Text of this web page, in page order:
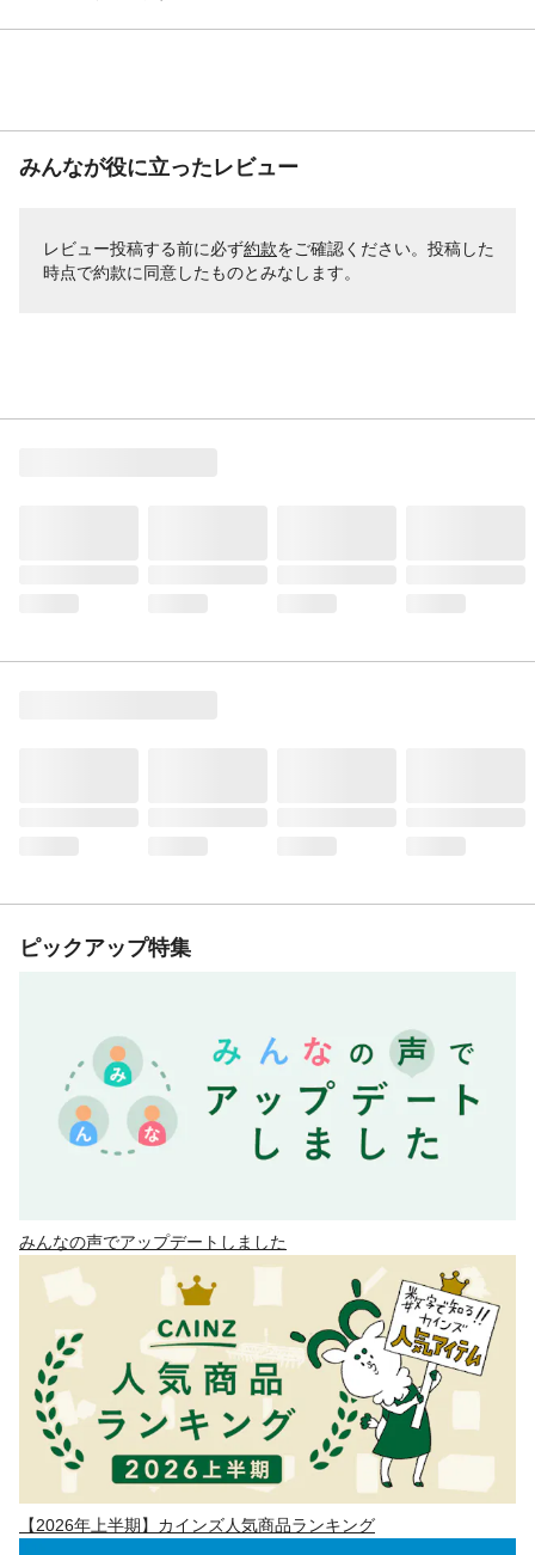
みんなが役に立ったレビュー
レビュー投稿する前に必ず約款をご確認ください。投稿した
時点で約款に同意したものとみなします。
ピックアップ特集
みんなの声でアップデートしました
【2026年上半期】カインズ人気商品ランキング